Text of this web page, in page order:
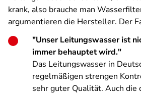
krank, also brauche man
argumentieren die Hersteller. Der
"Unser Leitungswasser ist
immer behauptet wird."
Das Leitungswasser in
regelmäßigen strengen
sehr guter Qualität. Auch die